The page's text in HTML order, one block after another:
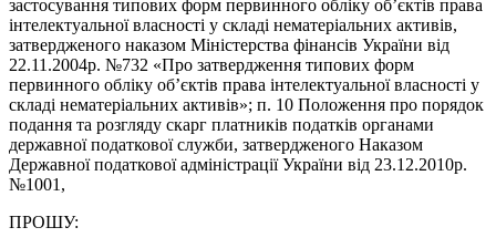
застосування типових форм первинного обліку об’єктів права
інтелектуальної власності у складі нематеріальних активів,
затвердженого наказом Міністерства фінансів України від
22.11.2004р. №732 «Про затвердження типових форм
первинного обліку об’єктів права інтелектуальної власності у
складі нематеріальних активів»; п. 10 Положення про порядок
подання та розгляду скарг платників податків органами
державної податкової служби, затвердженого Наказом
Державної податкової адміністрації України від 23.12.2010р.
№1001,
ПРОШУ: